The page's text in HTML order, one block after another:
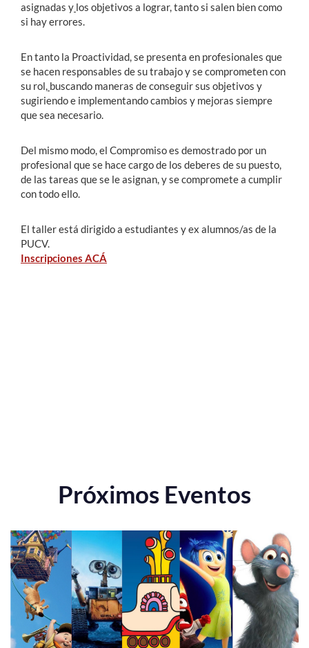
asignadas y los objetivos a lograr, tanto si salen bien como
si hay errores.
En tanto la Proactividad,se presenta en profesionales que
se hacen responsables de su trabajo y se comprometen con
su rol, buscando maneras de conseguir sus objetivos y
sugiriendo e implementando cambios y mejoras siempre
que sea necesario.
Del mismo modo, el Compromisoes demostrado por un
profesional que se hace cargo de los deberes de su puesto,
de las tareas que se le asignan, y se compromete a cumplir
con todo ello.
El taller está dirigido a estudiantes y ex alumnos/as de la
PUCV.
Inscripciones ACÁ
Próximos Eventos